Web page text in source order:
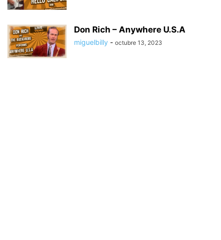
Don Rich – Anywhere U.S.A
miguelbilly - octubre 13, 2023